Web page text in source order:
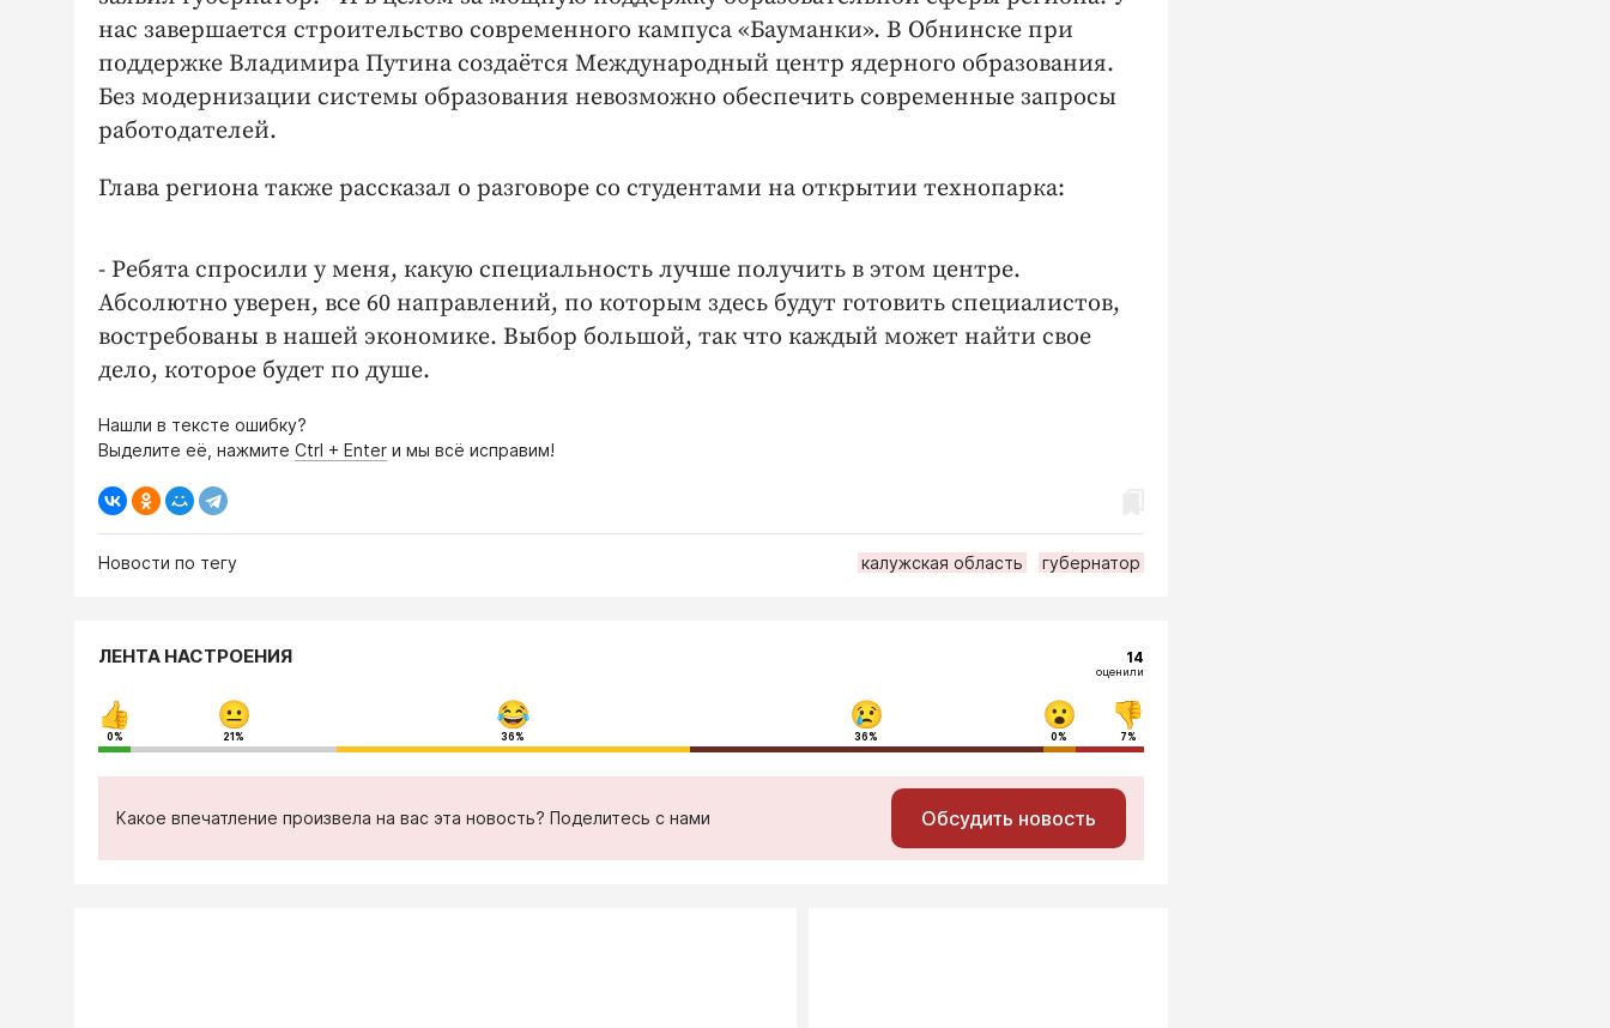
нас завершается строительство современного кампуса «Бауманки». В Обнинске при
поддержке Владимира Путина создаётся Международный центр ядерного образования.
Без модернизации системы образования невозможно обеспечить современные запросы
работодателей.
Глава региона также рассказал о разговоре со студентами на открытии технопарка:
- Ребята спросили у меня, какую специальность лучше получить в этом центре.
Абсолютно уверен, все 60 направлений, по которым здесь будут готовить специалистов,
востребованы в нашей экономике. Выбор большой, так что каждый может найти свое
дело, которое будет по душе.
Нашли в тексте ошибку?
Выделите её, нажмите Ctrl + Enter и мы всё исправим!
Новости по тегу калужская область губернатор
ЛЕНТА НАСТРОЕНИЯ 14
оценили
0% 21% 36% 36% 0% 7%
Какое впечатление произвела на вас эта новость? Поделитесь с нами Обсудить новость